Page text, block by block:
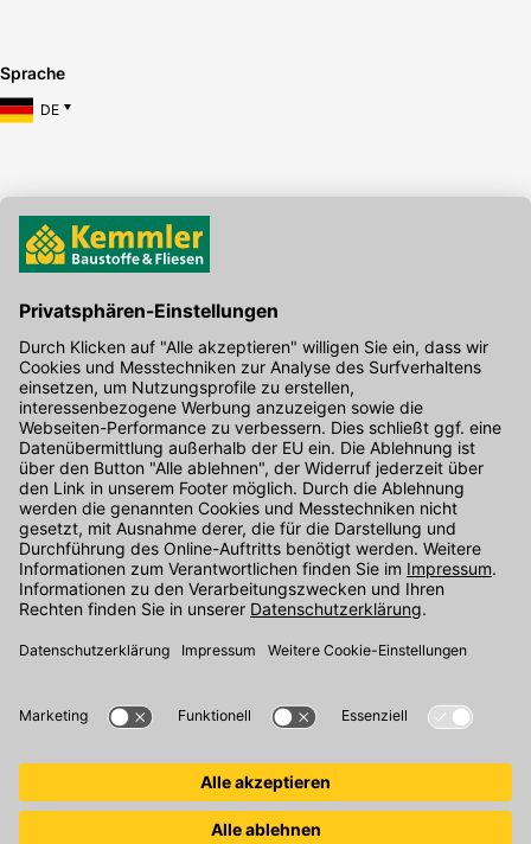
Sprache
DE
Hier gibt's die kostenlose App
Kontakt
Unser Onlineshop Team ist montags bis freitags von 08:00 - 17:00
Uhr unter der Telefonnummer07071 / 151-151für Sie erreichbar.
Alternativ können Sie unser Kontaktformular nutzen.
Den Kontakt direkt in unsere Niederlassungen finden Sie hier
Folgen Sie uns auf: